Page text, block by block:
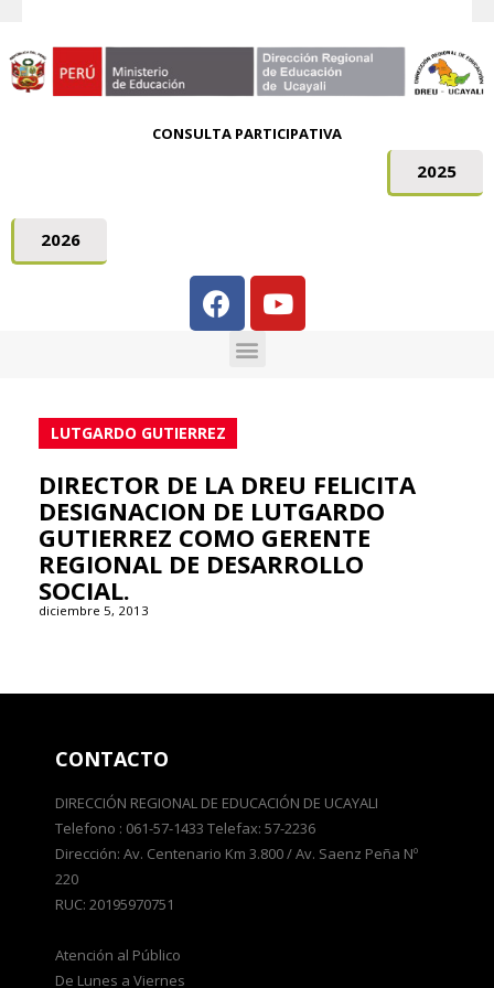
CONSULTA PARTICIPATIVA
2025
2026
LUTGARDO GUTIERREZ
DIRECTOR DE LA DREU FELICITA
DESIGNACION DE LUTGARDO
GUTIERREZ COMO GERENTE
REGIONAL DE DESARROLLO
SOCIAL.
diciembre 5, 2013
CONTACTO
DIRECCIÓN REGIONAL DE EDUCACIÓN DE UCAYALI
Telefono : 061-57-1433 Telefax: 57-2236
Dirección: Av. Centenario Km 3.800 / Av. Saenz Peña Nº
220
RUC: 20195970751
Atención al Público
De Lunes a Viernes